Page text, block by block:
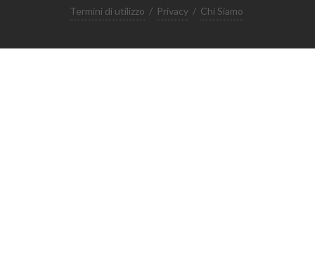
Termini di utilizzo / Privacy / Chi Siamo